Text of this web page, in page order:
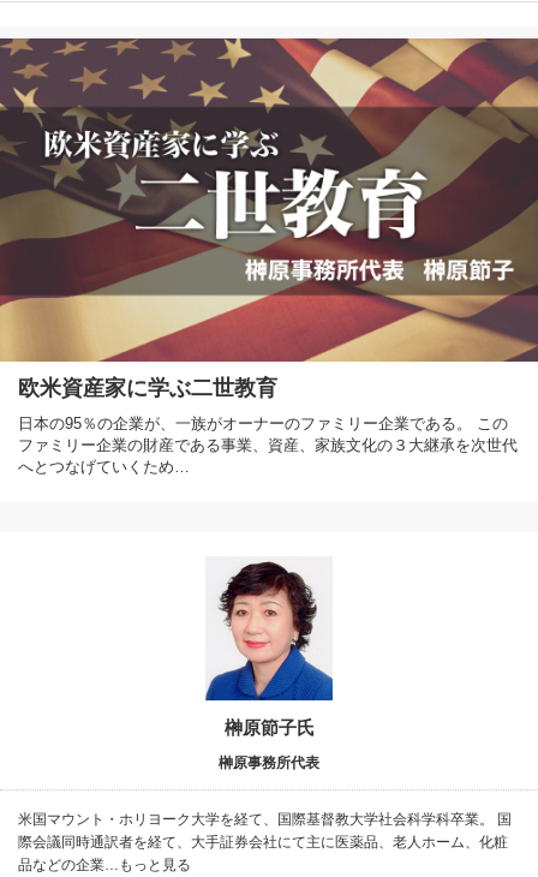
欧米資産家に学ぶ二世教育
日本の95％の企業が、一族がオーナーのファミリー企業である。 この
ファミリー企業の財産である事業、資産、家族文化の３大継承を次世代
へとつなげていくため…
榊原節子氏
榊原事務所代表
米国マウント・ホリヨーク大学を経て、国際基督教大学社会科学科卒業。 国
際会議同時通訳者を経て、大手証券会社にて主に医薬品、老人ホーム、化粧
品などの企業…もっと見る